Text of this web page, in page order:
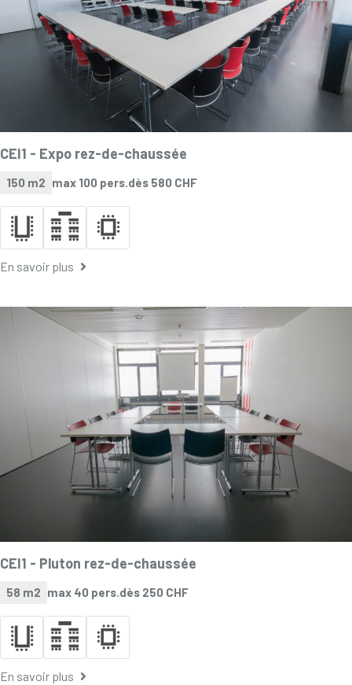
CEI1 - Expo rez-de-chaussée
150 m2 max 100 pers.dès 580 CHF
En savoir plus
CEI1 - Pluton rez-de-chaussée
58 m2 max 40 pers. dès 250 CHF
En savoir plus